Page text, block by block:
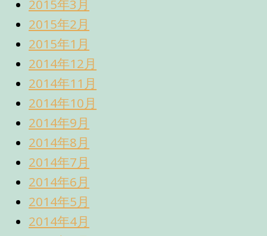
2015年3月
2015年2月
2015年1月
2014年12月
2014年11月
2014年10月
2014年9月
2014年8月
2014年7月
2014年6月
2014年5月
2014年4月